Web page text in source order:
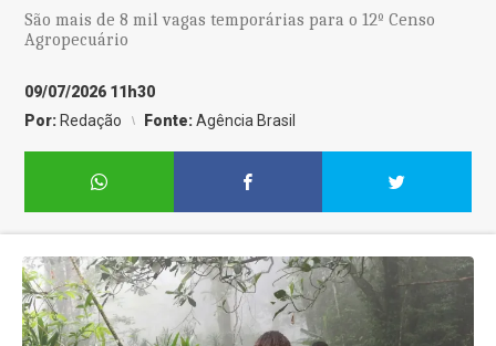
São mais de 8 mil vagas temporárias para o 12º Censo
Agropecuário
09/07/2026 11h30
Por: Redação Fonte:Agência Brasil